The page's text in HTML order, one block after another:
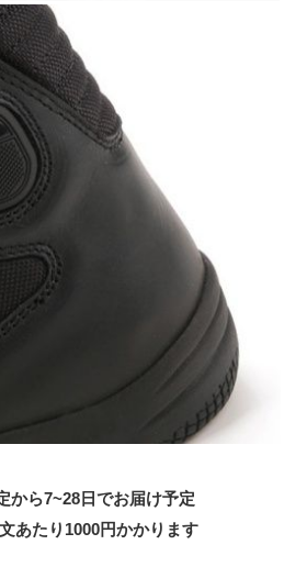
から7~28日でお届け予定
あたり 1000円かかります